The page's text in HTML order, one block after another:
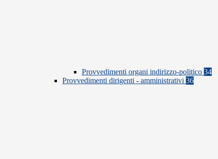
Provvedimenti organi indirizzo-politico 34
Provvedimenti dirigenti - amministrativi 36